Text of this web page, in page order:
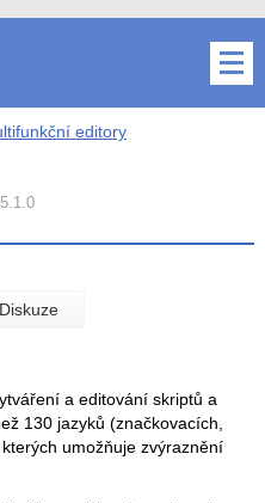
editory
Diskuze
a editování skriptů a
130 jazyků (značkovacích,
umožňuje zvýraznění